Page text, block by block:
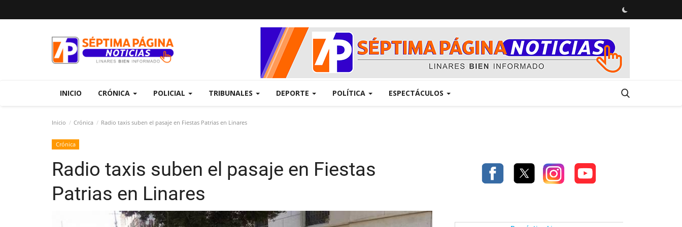
INICIO CRÓNICA POLICIAL TRIBUNALES DEPORTE POLÍTICA ESPECTÁCULOS
Inicio Crónica Radio taxis suben el pasaje en Fiestas Patrias en Linares
Crónica
Radio taxis suben el pasaje en Fiestas
Patrias en Linares